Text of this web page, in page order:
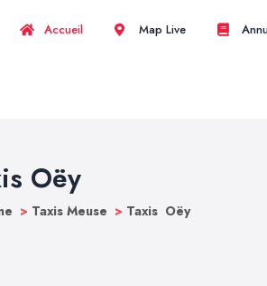
Accueil Map Live
Oëy
> Taxis Meuse > Taxis Oëy